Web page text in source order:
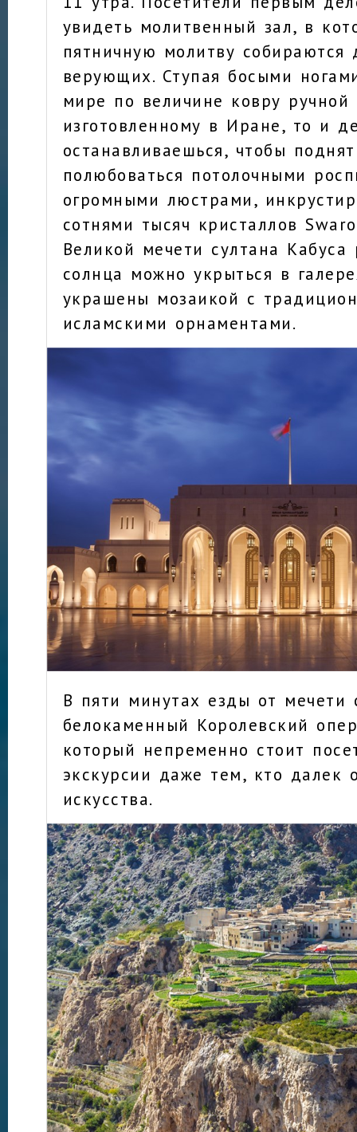
увидеть молитвенный зал, в
пятничную молитву
верующих. Ступая босыми
мире по величине ковру ручной
изготовленному в Иране, то и
останавливаешься, чтобы
полюбоваться потолочными
огромными люстрами,
сотнями тысяч кристаллов
Великой мечети султана
солнца можно укрыться в
украшены мозаикой с
исламскими орнаментами.
В пяти минутах езды от мечети
белокаменный Королевский
который непременно стоит
экскурсии даже тем, кто далек
искусства.